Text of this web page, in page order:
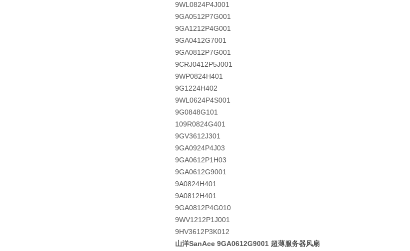
9WL0824P4J001
9GA0512P7G001
9GA1212P4G001
9GA0412G7001
9GA0812P7G001
9CRJ0412P5J001
9WP0824H401
9G1224H402
9WL0624P4S001
9G0848G101
109R0824G401
9GV3612J301
9GA0924P4J03
9GA0612P1H03
9GA0612G9001
9A0824H401
9A0812H401
9GA0812P4G010
9WV1212P1J001
9HV3612P3K012
山洋SanAce 9GA0612G9001 超薄服务器风扇